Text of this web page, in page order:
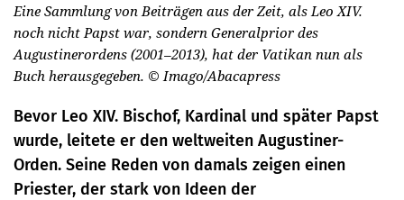
Eine Sammlung von Beiträgen aus der Zeit, als Leo XIV.
noch nicht Papst war, sondern Generalprior des
Augustinerordens (2001–2013), hat der Vatikan nun als
Buch herausgegeben. © Imago/Abacapress
Bevor Leo XIV. Bischof, Kardinal und später Papst
wurde, leitete er den weltweiten Augustiner-
Orden. Seine Reden von damals zeigen einen
Priester, der stark von Ideen der